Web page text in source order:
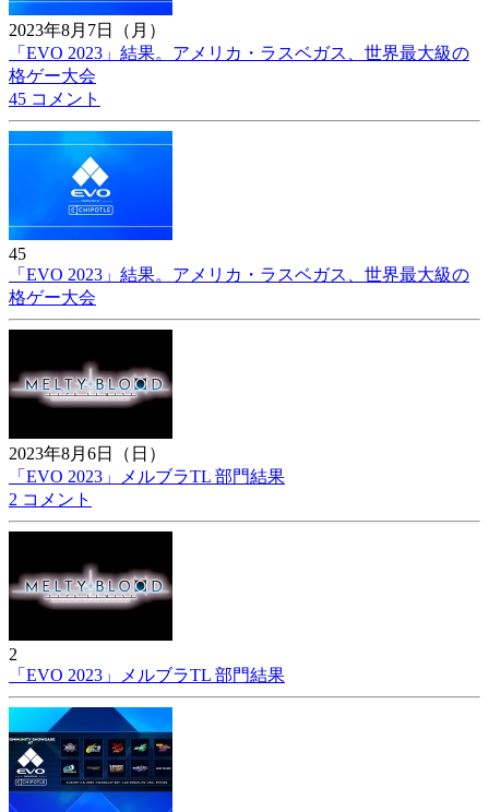
2023年8月7日（月）
「EVO 2023」結果。アメリカ・ラスベガス、世界最大級の
格ゲー大会
45 コメント
45
「EVO 2023」結果。アメリカ・ラスベガス、世界最大級の
格ゲー大会
2023年8月6日（日）
「EVO 2023」メルブラTL 部門結果
2 コメント
2
「EVO 2023」メルブラTL 部門結果